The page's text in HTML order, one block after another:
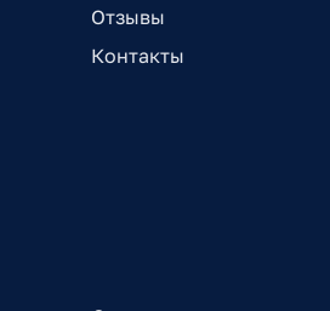
Отзывы
Контакты